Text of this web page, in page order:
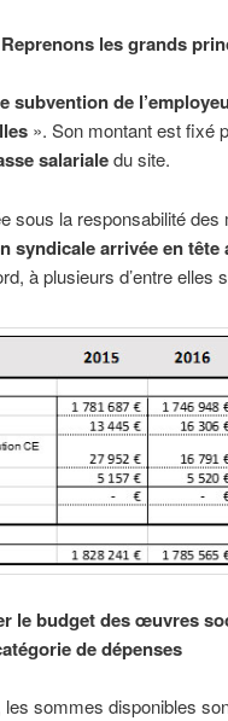
les grands
subvention de
». Son montant est fixé
salarialedu site.
sous la responsabilité
syndicale arrivée en tête
à plusieurs d’entre elles
le budget des œuvres
de dépenses
sommes disponibles